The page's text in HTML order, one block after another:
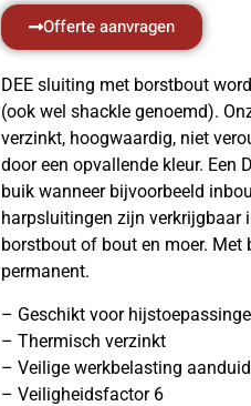
Offerte aanvragen
DEE sluiting met borstbout
(ook wel shackle genoemd).
verzinkt, hoogwaardig, niet
door een opvallende kleur. Een
buik wanneer bijvoorbeeld
harpsluitingen zijn verkrijgbaar
borstbout of bout en moer. Met
permanent.
– Geschikt voor
– Thermisch verzinkt
– Veilige werkbelasting
– Veiligheidsfactor 6